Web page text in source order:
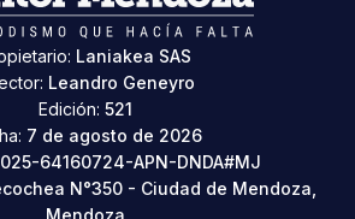
Laniakea SAS
Leandro Geneyro
Edición: 521
7 de agosto de 2026
64160724-APN-DNDA#MJ
N°350 - Ciudad de Mendoza,